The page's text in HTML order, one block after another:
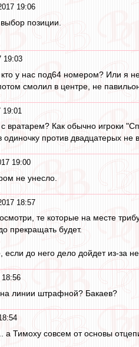
19:06
позиции.
19:03
кто у нас под64 номером? Или я
смолил в центре, не
с вратарем? Как обычно игроки
одиночку против двадцатерых не
19:00
не унесло.
18:57
те которые на месте
прекращать будет.
если до него дело дойдет из-за
на линии штрафной? Бакаев?
а Тимоху совсем от основы